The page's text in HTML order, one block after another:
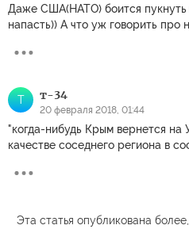
Даже США(НАТО) боится пукнуть
напасть)) А что уж говорить про
Т т-34
20 февраля 2018, 01:44
"когда-нибудь Крым вернется на
качестве соседнего региона в
Эта статья опубликована